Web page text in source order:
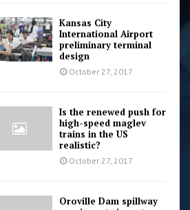
Kansas City
International Airport
preliminary terminal
design
October 27, 2017
Is the renewed push for
high-speed maglev
trains in the US
realistic?
October 27, 2017
Oroville Dam spillway